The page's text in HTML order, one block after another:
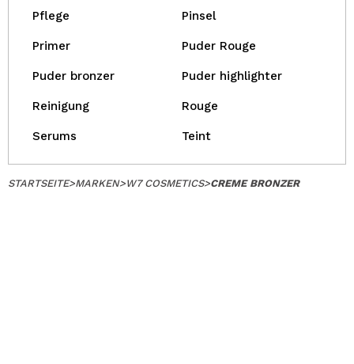
Pflege Pinsel
Primer Puder Rouge
Puder bronzer Puder highlighter
Reinigung Rouge
Serums Teint
STARTSEITE>MARKEN>W7 COSMETICS>CREME BRONZER